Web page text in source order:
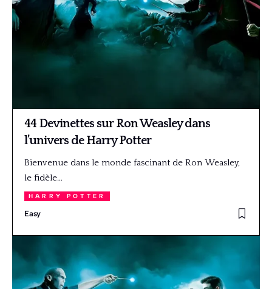
44 Devinettes sur Ron Weasley dans
l’univers de Harry Potter
Bienvenue dans le monde fascinant de Ron Weasley,
le fidèle…
HARRY POTTER
Easy